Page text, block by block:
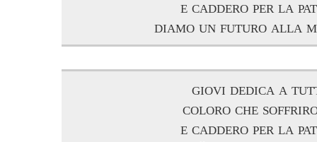
e caddero per la
diamo un futuro alla
giovi dedica a
coloro che
e caddero per la